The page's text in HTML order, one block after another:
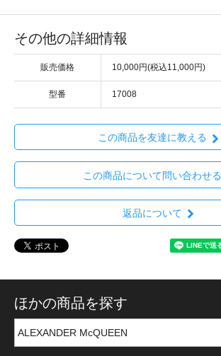
その他の詳細情報
販売価格 10,000円(税込11,000円)
型番 17008
この商品を友達に教える
この商品について問い合わせる
返品について
ほかの商品を探す